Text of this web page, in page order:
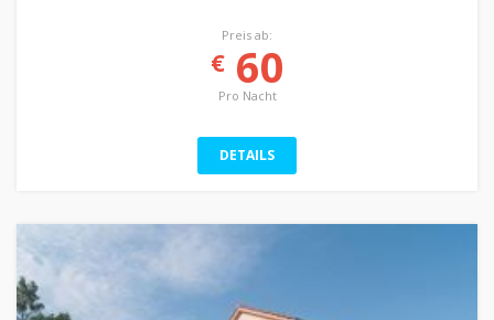
Preis ab:
€60
Pro Nacht
DETAILS